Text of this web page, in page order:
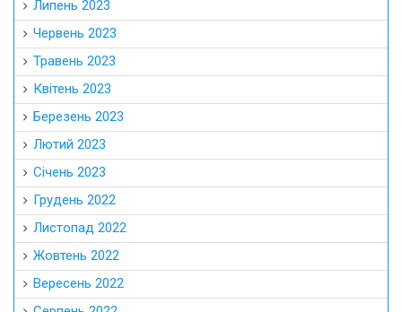
Липень 2023
Червень 2023
Травень 2023
Квітень 2023
Березень 2023
Лютий 2023
Січень 2023
Грудень 2022
Листопад 2022
Жовтень 2022
Вересень 2022